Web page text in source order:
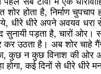
शोर होता है, निर्माण
धीरे धीरे अपने अवयव
सुनायी पड़ता है, चारों ओर।
कर उठता है। अब शोर चाहे
कुछ न कुछ विनाश की ओर
होगा, कई दिनों से धीरे धीरे